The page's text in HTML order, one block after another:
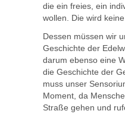
die ein freies, ein
wollen. Die wird
Dessen müssen wir
Geschichte der
darum ebenso eine
die Geschichte der
muss unser
Moment, da
Straße gehen und